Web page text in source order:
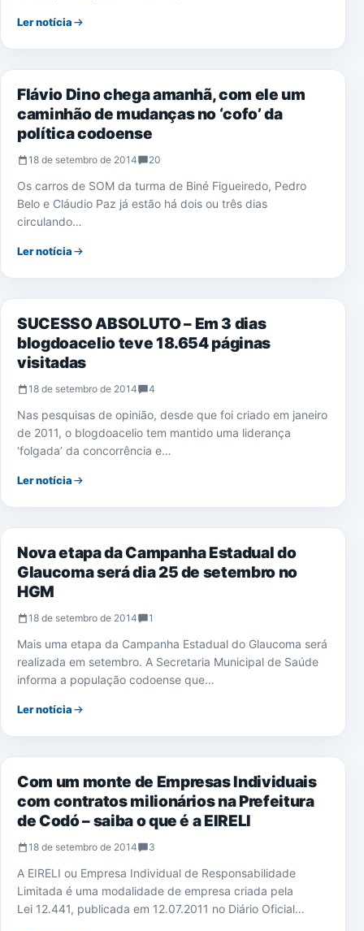
Ler notícia
NOTÍCIAS
Flávio Dino chega amanhã, com ele um
caminhão de mudanças no ‘cofo’ da
política codoense
18 de setembro de 2014 20
Os carros de SOM da turma de Biné Figueiredo, Pedro
Belo e Cláudio Paz já estão há dois ou três dias
circulando…
Ler notícia
IMPRENSA
SUCESSO ABSOLUTO – Em 3 dias
blogdoacelio teve 18.654 páginas
visitadas
18 de setembro de 2014 4
Nas pesquisas de opinião, desde que foi criado em janeiro
de 2011, o blogdoacelio tem mantido uma liderança
‘folgada’ da concorrência e…
Ler notícia
SAÚDE
Nova etapa da Campanha Estadual do
Glaucoma será dia 25 de setembro no
HGM
18 de setembro de 2014 1
Mais uma etapa da Campanha Estadual do Glaucoma será
realizada em setembro. A Secretaria Municipal de Saúde
informa a população codoense que…
Ler notícia
NOTÍCIAS
Com um monte de Empresas Individuais
com contratos milionários na Prefeitura
de Codó – saiba o que é a EIRELI
18 de setembro de 2014 3
A EIRELI ou Empresa Individual de Responsabilidade
Limitada é uma modalidade de empresa criada pela
Lei 12.441, publicada em 12.07.2011 no Diário Oficial…